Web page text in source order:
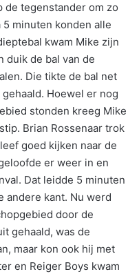
de tegenstander om zo
minuten konden alle
kwam Mike zijn
duik de bal van de
Die tikte de bal net
Hoewel er nog
stonden kreeg Mike
Brian Rossenaar trok
goed kijken naar de
er weer in en
Dat leidde 5 minuten
andere kant. Nu werd
door de
gehaald, was de
maar kon ook hij met
en Reiger Boys kwam